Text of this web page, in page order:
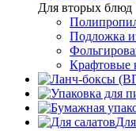
Для вторых блюд
Подложка
Крафтовые